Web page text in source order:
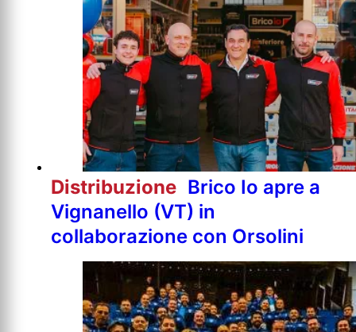
Distribuzione Brico Io apre a
Vignanello (VT) in
collaborazione con Orsolini